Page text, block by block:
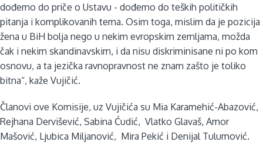
dođemo do priče o Ustavu - dođemo do teških političkih
pitanja i komplikovanih tema. Osim toga, mislim da je pozicija
žena u BiH bolja nego u nekim evropskim zemljama, možda
čak i nekim skandinavskim, i da nisu diskriminisane ni po kom
osnovu, a ta jezička ravnopravnost ne znam zašto je toliko
bitna“, kaže Vujičić.
Članovi ove Komisije, uz Vujičića su Mia Karamehić-Abazović,
Rejhana Dervišević, Sabina Ćudić, Vlatko Glavaš, Amor
Mašović, Ljubica Miljanović, Mira Pekić i Denijal Tulumović.